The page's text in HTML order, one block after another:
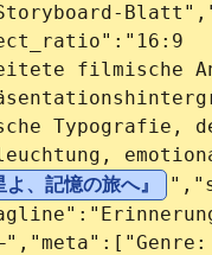
Storyboard-
filmische
Typografie,
よ、記憶の旅へ』